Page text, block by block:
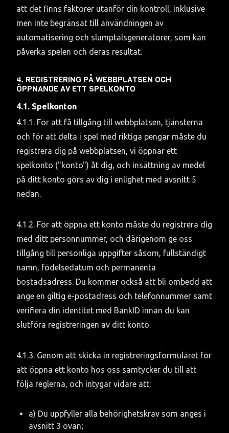
att det finns faktorer utanför din kontroll, inklusive
men inte begränsat till användningen av
automatisering och slumptalsgeneratorer, som kan
påverka spelen och deras resultat.
4. REGISTRERING PÅ WEBBPLATSEN OCH
ÖPPNANDE AV ETT SPELKONTO
4.1. Spelkonton
4.1.1. För att få tillgång till webbplatsen, tjänsterna
och för att delta i spel med riktiga pengar måste du
registrera dig på webbplatsen, vi öppnar ett
spelkonto ("konto") åt dig, och insättning av medel
på ditt konto görs av dig i enlighet med avsnitt 5
nedan.
4.1.2. För att öppna ett konto måste du registrera dig
med ditt personnummer, och därigenom ge oss
tillgång till personliga uppgifter såsom, fullständigt
namn, födelsedatum och permanenta
bostadsadress. Du kommer också att bli ombedd att
ange en giltig e-postadress och telefonnummer samt
verifiera din identitet med BankID innan du kan
slutföra registreringen av ditt konto.
4.1.3. Genom att skicka in registreringsformuläret för
att öppna ett konto hos oss samtycker du till att
följa reglerna, och intygar vidare att:
a) Du uppfyller alla behörighetskrav som anges i
avsnitt 3 ovan;